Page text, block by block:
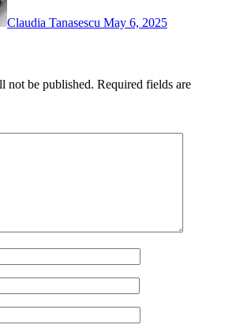
Claudia Tanasescu May 6, 2025
not be published. Required fields are